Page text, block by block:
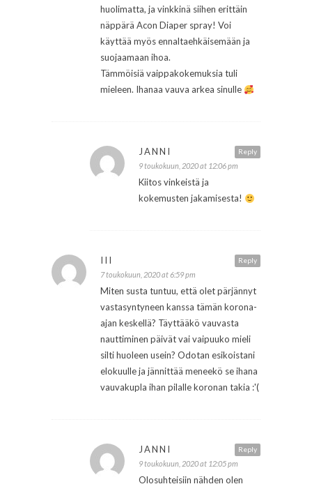
huolimatta, ja vinkkinä siihen erittäin
näppärä Acon Diaper spray! Voi
käyttää myös ennaltaehkäisemään ja
suojaamaan ihoa.
Tämmöisiä vaippakokemuksia tuli
mieleen. Ihanaa vauva arkea sinulle
Reply
JANNI
9 toukokuun, 2020 at 12:06 pm
Kiitos vinkeistä ja
kokemusten jakamisesta!
Reply
III
7 toukokuun, 2020 at 6:59 pm
Miten susta tuntuu, että olet pärjännyt
vastasyntyneen kanssa tämän korona-
ajan keskellä? Täyttääkö vauvasta
nauttiminen päivät vai vaipuuko mieli
silti huoleen usein? Odotan esikoistani
elokuulle ja jännittää meneekö se ihana
vauvakupla ihan pilalle koronan takia :'(
Reply
JANNI
9 toukokuun, 2020 at 12:05 pm
Olosuhteisiin nähden olen